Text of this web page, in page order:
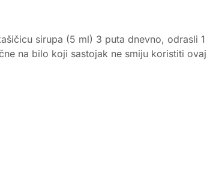
sirupa (5 ml) 3 puta dnevno, odrasli
na bilo koji sastojak ne smiju koristiti